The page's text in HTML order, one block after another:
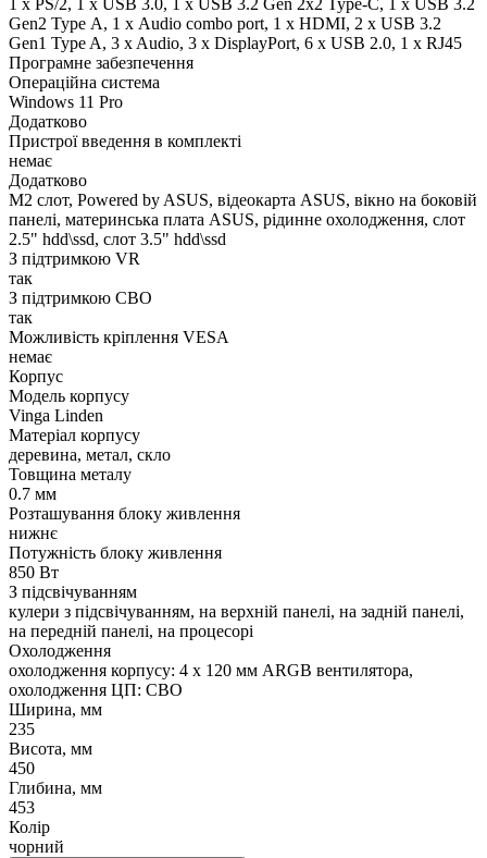
1 x PS/2, 1 x USB 3.0, 1 x USB 3.2 Gen 2x2 Type-C, 1 x USB 3.2
Gen2 Type А, 1 х Audio combo port, 1 х HDMI, 2 x USB 3.2
Gen1 Type A, 3 x Audio, 3 x DisplayPort, 6 x USB 2.0, 1 x RJ45
Програмне забезпечення
Операційна система
Windows 11 Pro
Додатково
Пристрої введення в комплекті
немає
Додатково
M2 слот, Powered by ASUS, відеокарта ASUS, вікно на боковій
панелі, материнська плата ASUS, рідинне охолодження, слот
2.5" hdd\ssd, слот 3.5" hdd\ssd
З підтримкою VR
так
З підтримкою СВО
так
Можливість кріплення VESA
немає
Корпус
Модель корпусу
Vinga Linden
Матеріал корпусу
деревина, метал, скло
Товщина металу
0.7 мм
Розташування блоку живлення
нижнє
Потужність блоку живлення
850 Вт
З підсвічуванням
кулери з підсвічуванням, на верхній панелі, на задній панелі,
на передній панелі, на процесорі
Охолодження
охолодження корпусу: 4 x 120 мм ARGB вентилятора,
охолодження ЦП: СВО
Ширина, мм
235
Висота, мм
450
Глибина, мм
453
Колір
чорний